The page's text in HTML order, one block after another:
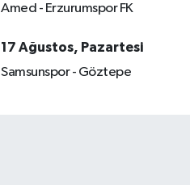
Amed - Erzurumspor FK
17 Ağustos, Pazartesi
Samsunspor - Göztepe